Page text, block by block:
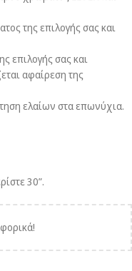
της επιλογής σας και
επιλογής σας και
αφαίρεση της
ελαίων στα επωνύχια.
30”.